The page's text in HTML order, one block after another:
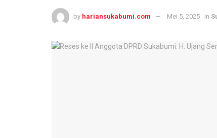
by hariansukabumi.com Mei 5, 2025 in